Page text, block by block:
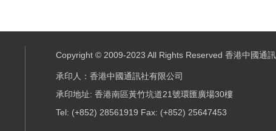
Copyright © 2009-2023 All Rights Reserved 香港中國通
承印人：香港中國通訊社有限公司
承印地址: 香港南區黃竹坑道21號環匯廣場30樓
Tel: (+852) 28561919 Fax: (+852) 25647453